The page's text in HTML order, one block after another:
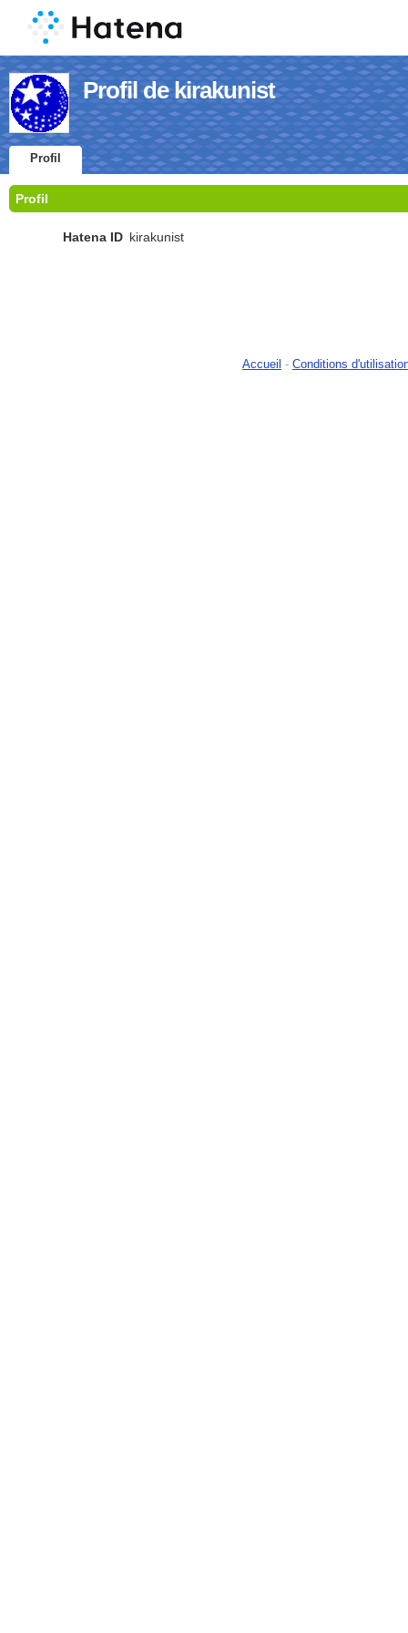
Profil de kirakunist
Profil
Profil
Hatena ID kirakunist
Accueil - Conditions